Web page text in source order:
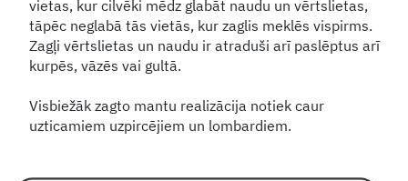
vietas, kur cilvēki mēdz glabāt naudu un vērtslietas,
tāpēc neglabā tās vietās, kur zaglis meklēs vispirms.
Zagļi vērtslietas un naudu ir atraduši arī paslēptus arī
kurpēs, vāzēs vai gultā.
Visbiežāk zagto mantu realizācija notiek caur
uzticamiem uzpircējiem un lombardiem.